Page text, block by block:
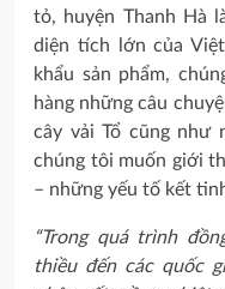
tỏ, huyện Thanh Hà
diện tích lớn của
khẩu sản phẩm,
hàng những câu
cây vải Tổ cũng như
chúng tôi muốn giới
– những yếu tố kết
“Trong quá trình
thiều đến các quốc